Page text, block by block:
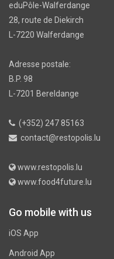
eduPôle-Walferdange
28, route de Diekirch
L-7220 Walferdange
Adresse postale:
B.P. 98
L-7201 Bereldange
(+352) 247 85163
contact@restopolis.lu
www.restopolis.lu
www.food4future.lu
Go mobile with us
iOS App
Android App